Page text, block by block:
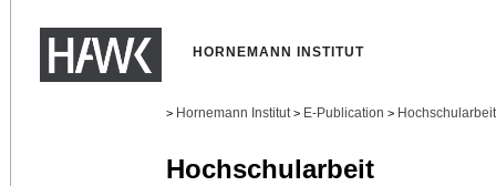
HORNEMANN INSTITUT
> Hornemann Institut > E-Publication >
Hochschularbeit